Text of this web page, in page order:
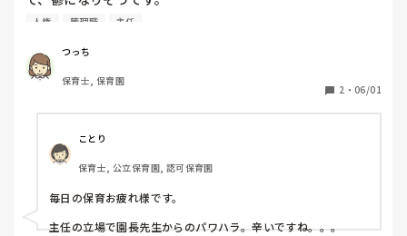
皆さんの経験談や、知り合いなどの話でもいいので教えて頂
きたいです。
人権 管理職 主任
つっち
保育士, 保育園
2 ・ 06/01
ことり
保育士, 公立保育園, 認可保育園
毎日の保育お疲れ様です。
主任の立場で園長先生からのパワハラ。辛いですね。。。